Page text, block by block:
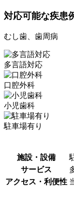
対応可能な疾患
むし歯、歯周病
多言語対応
口腔外科
小児歯科
駐車場有り
施設・設備
サービス
アクセス・利便性